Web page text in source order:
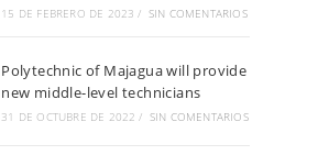
15 DE FEBRERO DE 2023 / SIN COMENTARIOS
Polytechnic of Majagua will provide
new middle-level technicians
31 DE OCTUBRE DE 2022 / SIN COMENTARIOS